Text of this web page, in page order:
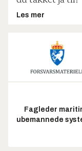
Les mer
Fagleder
ubemannede